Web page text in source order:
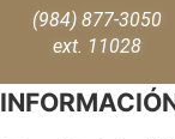
(984) 877-3050
ext. 11028